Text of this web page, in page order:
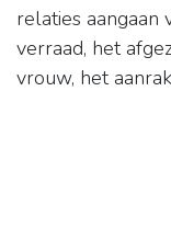
relaties aangaan
verraad, het
vrouw, het